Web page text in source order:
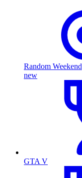
Random Weekend
new
GTA V